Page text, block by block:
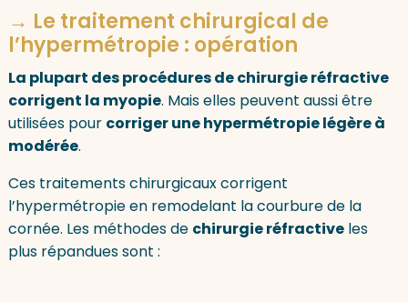
→ Le traitement chirurgical de
l’hypermétropie : opération
La plupart des procédures de chirurgie réfractive
corrigent la myopie. Mais elles peuvent aussi être
utilisées pour corriger une hypermétropie légère à
modérée.
Ces traitements chirurgicaux corrigent
l’hypermétropie en remodelant la courbure de la
cornée. Les méthodes de chirurgie réfractiveles
plus répandues sont :